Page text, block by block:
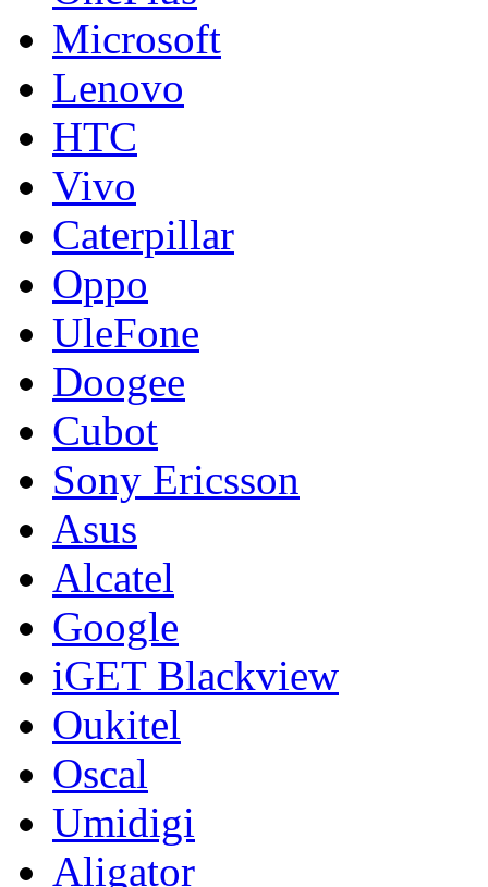
Microsoft
Lenovo
HTC
Vivo
Caterpillar
Oppo
UleFone
Doogee
Cubot
Sony Ericsson
Asus
Alcatel
Google
iGET Blackview
Oukitel
Oscal
Umidigi
Aligator